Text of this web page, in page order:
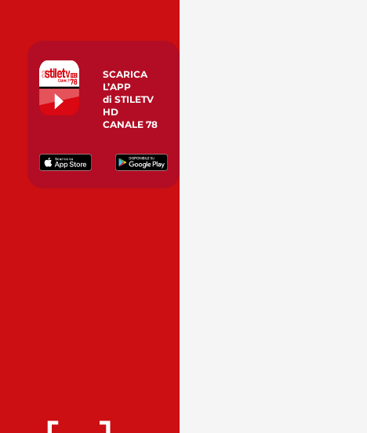
SCARICA
L’APP
di STILETV
HD
CANALE 78